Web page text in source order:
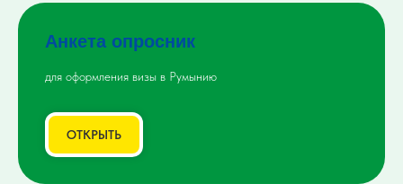
Анкета опросник
для оформления визы в Румынию
ОТКРЫТЬ